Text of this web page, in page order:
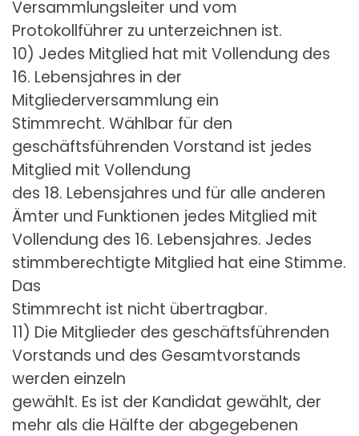
Versammlungsleiter und vom
Protokollführer zu unterzeichnen ist.
10) Jedes Mitglied hat mit Vollendung des
16. Lebensjahres in der
Mitgliederversammlung ein
Stimmrecht. Wählbar für den
geschäftsführenden Vorstand ist jedes
Mitglied mit Vollendung
des 18. Lebensjahres und für alle anderen
Ämter und Funktionen jedes Mitglied mit
Vollendung des 16. Lebensjahres. Jedes
stimmberechtigte Mitglied hat eine Stimme.
Das
Stimmrecht ist nicht übertragbar.
11) Die Mitglieder des geschäftsführenden
Vorstands und des Gesamtvorstands
werden einzeln
gewählt. Es ist der Kandidat gewählt, der
mehr als die Hälfte der abgegebenen